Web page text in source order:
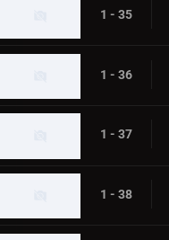
1 - 35
1 - 36
1 - 37
1 - 38